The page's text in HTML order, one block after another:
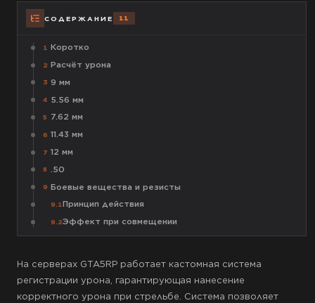
СОДЕРЖАНИЕ 11
1 Коротко
2 Расчёт урона
3 9 мм
4 5.56 мм
5 7.62 мм
6 11.43 мм
7 12 мм
8 .50
9 Боевые вещества и резисты
9.1Принцип действия
9.2Эффект при совмещении
На серверах GTA5RP работает кастомная система
регистрации урона, гарантирующая нанесение
корректного урона при стрельбе. Система позволяет